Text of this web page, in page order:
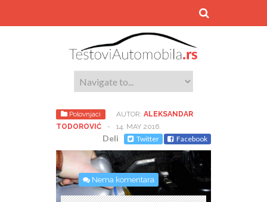
Polovnjaci AUTOR: ALEKSANDAR
TODOROVIĆ
- 14. MAY 2016.
Deli Twitter Facebook
Nema komentara